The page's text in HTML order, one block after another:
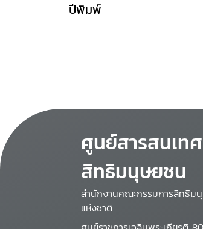
ปีพิมพ์
ศูนย์สารสนเทศ
สิทธิมนุษยชน
สำนักงานคณะกรรมการสิทธิม
แห่งชาติ